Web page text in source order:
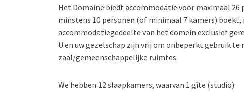
Het Domaine biedt accommodatie voor maximaal 26
minstens 10 personen (of minimaal 7 kamers) boekt,
accommodatiegedeelte van het domein exclusief
U en uw gezelschap zijn vrij om onbeperkt gebruik te
zaal/gemeenschappelijke ruimtes.
We hebben 12 slaapkamers, waarvan 1 gîte (studio):